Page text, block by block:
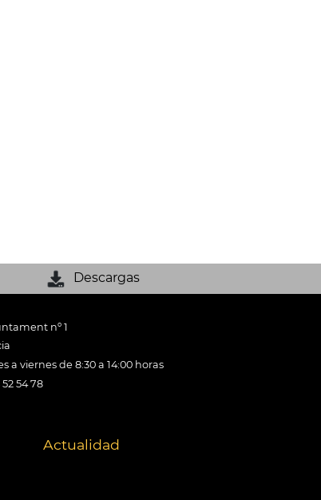
Descargas
nº 1
a viernes de 8:30 a 14:00 horas
54 78
Actualidad